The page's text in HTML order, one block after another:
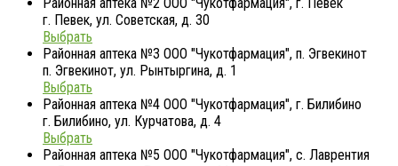
г. Певек, ул. Советская, д. 30
Выбрать
Районная аптека №3 ООО "Чукотфармация", п. Эгвекинот
п. Эгвекинот, ул. Рынтыргина, д. 1
Выбрать
Районная аптека №4 ООО "Чукотфармация", г. Билибино
г. Билибино, ул. Курчатова, д. 4
Выбрать
Районная аптека №5 ООО "Чукотфармация", с. Лаврентия